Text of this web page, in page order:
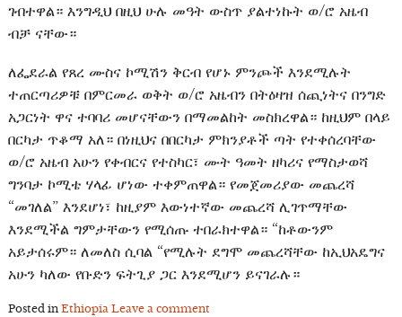
ገብተዋል። እንግዲህ በዚህ ሁሉ መዓት ውስጥ ያልተነኩት ወ/ሮ አዜብ
ብቻ ናቸው።
ለፌደራል የጸረ ሙስና ኮሚሽን ቅርብ የሆኑ ምንጮች እንደሚሉት
ተጠርጣሪዎቹ በምርመራ ወቅት ወ/ሮ አዜብን በትዕዛዝ ሰጪነትና በንግድ
አጋርነት ዋና ተባባሪ መሆናቸውን በማመልከት መስክረዋል። ከዚህም በላይ
በርካታ ጥቆማ አለ። በነዚህና በበርካታ ምክንያቶች ጣት የተቀሰረባቸው
ወ/ሮ አዜብ አሁን የቀብርና የተስካር፣ ሙት ዓመት ዘካሪና የማስታወሻ
ግንባታ ኮሚቴ ሃላፊ ሆነው ተቀምጠዋል። የመጀመሪያው መጨረሻ
“መገለል” እንደሆነ፣ ከዚያም እውነተኛው መጨረሻ ሊገጥማቸው
እንደሚችል ግምታቸውን የሚሰጡ ተበራክተዋል። “ከቶውንም
አይታሰሩም። ለመለስ ሲባል “የሚሉት ደግሞ መጨረሻቸው ከኢህአዴግና
አሁን ካለው የቡድን ፍትጊያ ጋር እንደሚሆን ይናገራሉ።
Posted in Ethiopia Leave a comment